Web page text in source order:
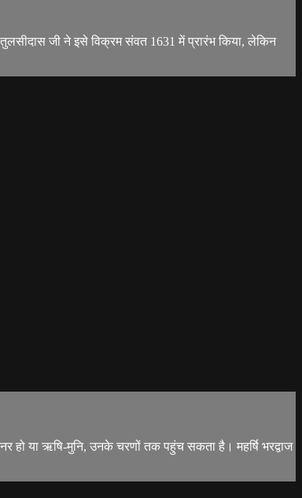
जी ने इसे विक्रम संवत 1631 में प्रारंभ किया, लेकिन
हो या ऋषि-मुनि, उनके चरणों तक पहुंच सकता है। महर्षि भरद्वाज